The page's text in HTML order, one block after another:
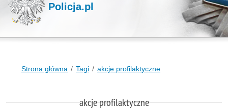
Policja.pl
Strona główna Tagi akcje profilaktyczne
akcje profilaktyczne